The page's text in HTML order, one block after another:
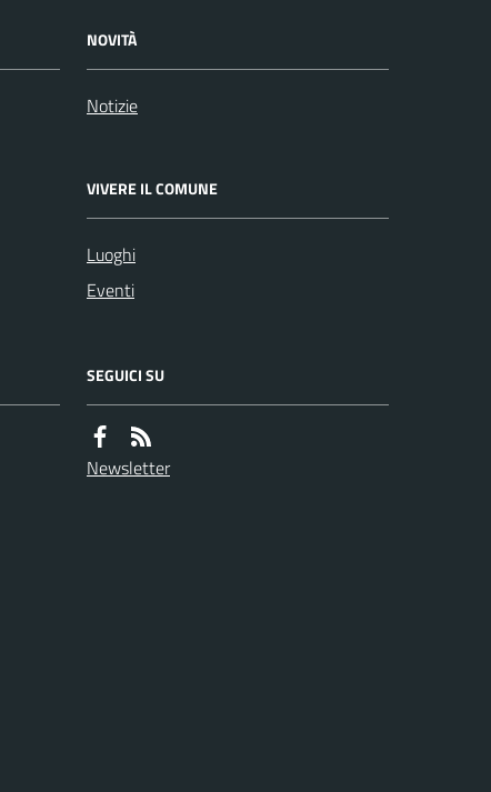
NOVITÀ
Notizie
VIVERE IL COMUNE
Luoghi
Eventi
SEGUICI SU
Newsletter